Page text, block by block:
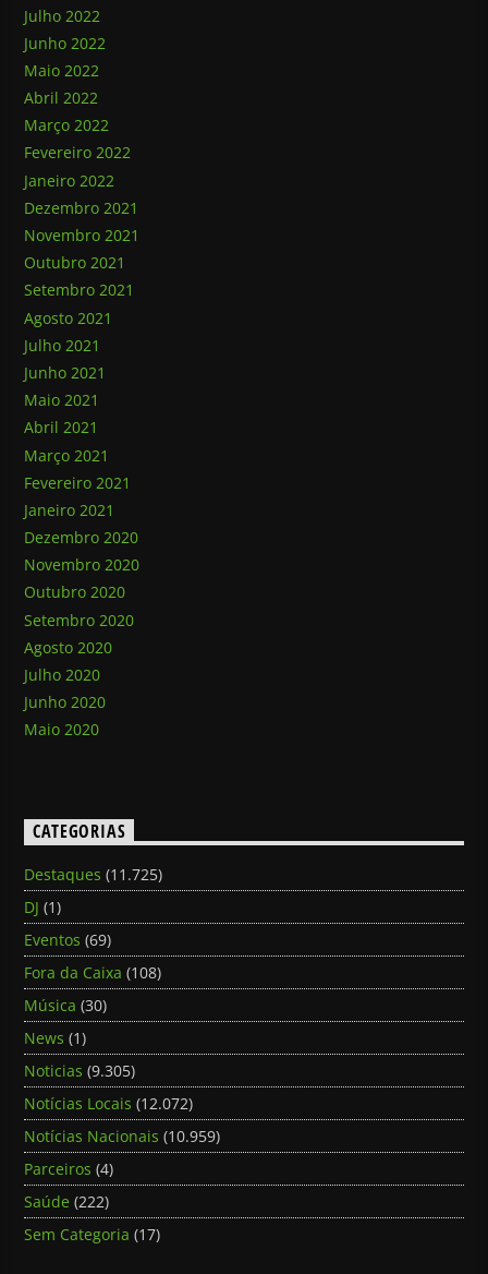
Julho 2022
Junho 2022
Maio 2022
Abril 2022
Março 2022
Fevereiro 2022
Janeiro 2022
Dezembro 2021
Novembro 2021
Outubro 2021
Setembro 2021
Agosto 2021
Julho 2021
Junho 2021
Maio 2021
Abril 2021
Março 2021
Fevereiro 2021
Janeiro 2021
Dezembro 2020
Novembro 2020
Outubro 2020
Setembro 2020
Agosto 2020
Julho 2020
Junho 2020
Maio 2020
CATEGORIAS
Destaques (11.725)
DJ (1)
Eventos (69)
Fora da Caixa (108)
Música (30)
News (1)
Noticias (9.305)
Notícias Locais (12.072)
Notícias Nacionais (10.959)
Parceiros (4)
Saúde (222)
Sem Categoria (17)